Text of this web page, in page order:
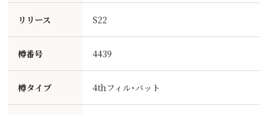
リリース S22
樽番号 4439
樽タイプ 4thフィル・バット